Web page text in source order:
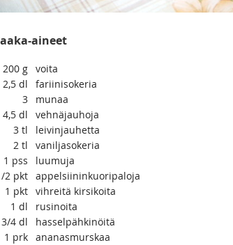
aineet
200 g voita
2,5 dl
fariinisokeria
3
munaa
4,5 dl
vehnäjauhoja
3 tl
leivinjauhetta
2 tl
vaniljasokeria
1 pss
luumuja
2 pkt appelsiininkuoripaloja
1 pkt vihreitä kirsikoita
1 dl
rusinoita
3/4 dl
hasselpähkinöitä
1 prk ananasmurskaa